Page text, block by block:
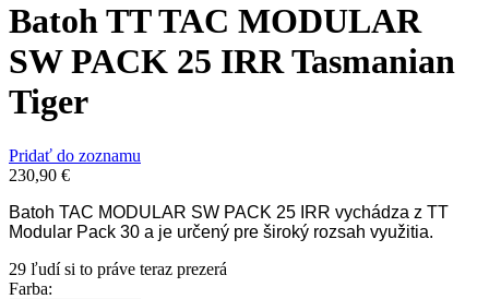
Batoh TT TAC MODULAR
SW PACK 25 IRR Tasmanian
Tiger
Pridať do zoznamu
230,90 €
Batoh TAC MODULAR SW PACK 25 IRR vychádza z TT
Modular Pack 30 a je určený pre široký rozsah využitia.
29 ľudí si to práve teraz prezerá
Farba: